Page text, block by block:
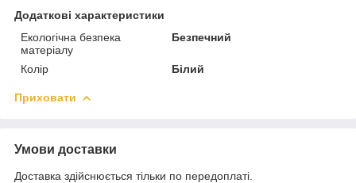
Додаткові характеристики
Екологічна безпека
матеріалу
Безпечний
Колір Білий
Приховати
Умови доставки
Доставка здійснюється тільки по передоплаті.